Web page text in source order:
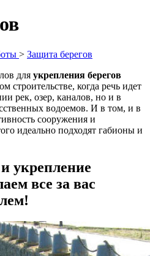
> Защита берегов
для укрепления берегов
строительстве, когда речь идет
рек, озер, каналов, но и в
водоемов. И в том, и в
сооружения и
идеально подходят габионы и
укрепление
все за вас